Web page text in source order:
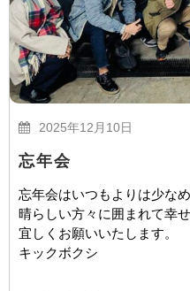
2025年12月10日
忘年会
忘年会はいつもよりは少な
晴らしい方々に囲まれて幸
宜しくお願いいたします
キックボクシ